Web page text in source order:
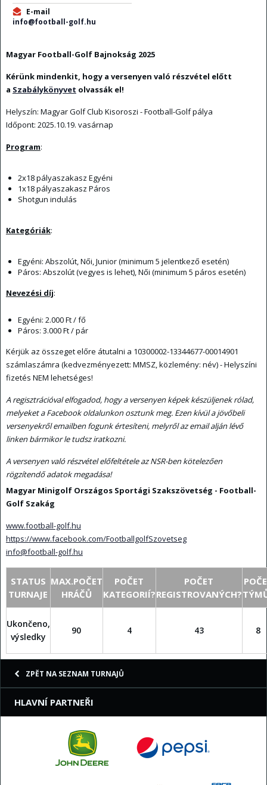
E-mail
info@football-golf.hu
Magyar Football-Golf Bajnokság 2025
Kérünk mindenkit, hogy a versenyen való részvétel előtt
a Szabálykönyvet olvassák el!
Helyszín: Magyar Golf Club Kisoroszi - Football-Golf pálya
Időpont: 2025.10.19. vasárnap
Program:
2x18 pályaszakasz Egyéni
1x18 pályaszakasz Páros
Shotgun indulás
Kategóriák:
Egyéni: Abszolút, Női, Junior (minimum 5 jelentkező esetén)
Páros: Abszolút (vegyes is lehet), Női (minimum 5 páros esetén)
Nevezési díj:
Egyéni: 2.000 Ft / fő
Páros: 3.000 Ft / pár
Kérjük az összeget előre átutalni a 10300002-13344677-00014901
számlaszámra (kedvezményezett: MMSZ, közlemény: név) - Helyszíni
fizetés NEM lehetséges!
A regisztrációval elfogadod, hogy a versenyen képek készüljenek rólad,
melyeket a Facebook oldalunkon osztunk meg. Ezen kívül a jövőbeli
versenyekről emailben fogunk értesíteni, melyről az email alján lévő
linken bármikor le tudsz iratkozni.
A versenyen való részvétel előfeltétele az NSR-ben kötelezően
rögzítendő adatok megadása!
Magyar Minigolf Országos Sportági Szakszövetség - Football-
Golf Szakág
www.football-golf.hu
https://www.facebook.com/FootballgolfSzovetseg
info@football-golf.hu
STATUS
TURNAJE
MAX.POČET
HRÁČŮ
POČET
KATEGORIÍ?
POČET
REGISTROVANÝCH?
Ukončeno,
výsledky
90 4 43 8
ZPĚT NA SEZNAM TURNAJŮ
HLAVNÍ PARTNEŘI